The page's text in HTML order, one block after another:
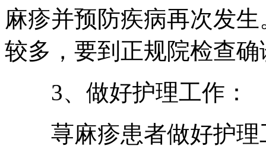
麻疹并预防疾病再次发
较多，要到正规院检查
3、做好护理工作：
荨麻疹患者做好护理